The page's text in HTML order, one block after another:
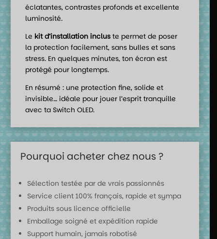
éclatantes, contrastes profonds et excellente
luminosité.
Le kit d’installation incluste permet de poser
la protection facilement, sans bulles et sans
stress. En quelques minutes, ton écran est
protégé pour longtemps.
En résumé : une protection fine, solide et
invisible… idéale pour jouer l’esprit tranquille
avec ta Switch OLED.
Pourquoi acheter chez nous ?
Sélection testée par de vrais passionnés
Service client 100% français, rapide et sympa
Produits sous licence officielle
Emballage soigné et expédition rapide
Support humain, jamais robotisé